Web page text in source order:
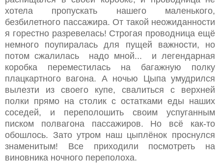
хотела пропускать нашего маленького,
безбилетного пассажира. От такой неожиданности
я горестно разревелась! Строгая проводница ещё
немного поупиралась для пущей важности, но
потом сжалилась надо мной... и легендарная
коробка переместилась на багажную полку
плацкартного вагона. А ночью Цыпа умудрился
вылезти из своего купе, свалиться с верхней
полки прямо на столик с остатками еды наших
соседей, и переполошить своим успуганным
писком полвагона пассажиров. Но всё как-то
обошлось. Зато утром наш цыплёнок проснулся
знаменитым! Все приходили посмотреть на
виновника ночного переполоха.